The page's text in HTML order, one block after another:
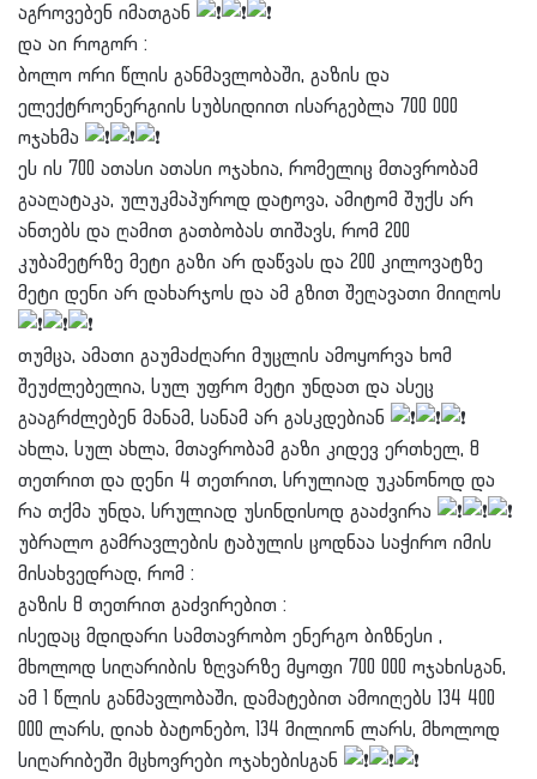
აგროვებენ იმათგან
და აი როგორ :
ბოლო ორი წლის განმავლობაში, გაზის და
ელექტროენერგიის სუბსიდიით ისარგებლა 700 000
ოჯახმა
ეს ის 700 ათასი ათასი ოჯახია, რომელიც მთავრობამ
გააღატაკა, ულუკმაპუროდ დატოვა, ამიტომ შუქს არ
ანთებს და ღამით გათბობას თიშავს, რომ 200
კუბამეტრზე მეტი გაზი არ დაწვას და 200 კილოვატზე
მეტი დენი არ დახარჯოს და ამ გზით შეღავათი მიიღოს
თუმცა, ამათი გაუმაძღარი მუცლის ამოყორვა ხომ
შეუძლებელია, სულ უფრო მეტი უნდათ და ასეც
გააგრძლებენ მანამ, სანამ არ გასკდებიან
ახლა, სულ ახლა, მთავრობამ გაზი კიდევ ერთხელ, 8
თეთრით და დენი 4 თეთრით, სრულიად უკანონოდ და
რა თქმა უნდა, სრულიად უსინდისოდ გააძვირა
უბრალო გამრავლების ტაბულის ცოდნაა საჭირო იმის
მისახვედრად, რომ :
გაზის 8 თეთრით გაძვირებით :
ისედაც მდიდარი სამთავრობო ენერგო ბიზნესი ,
მხოლოდ სიღარიბის ზღვარზე მყოფი 700 000 ოჯახისგან,
ამ 1 წლის განმავლობაში, დამატებით ამოიღებს 134 400
000 ლარს, დიახ ბატონებო, 134 მილიონ ლარს, მხოლოდ
სიღარიბეში მცხოვრები ოჯახებისგან